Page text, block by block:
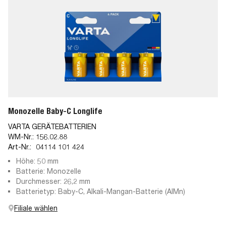
Monozelle Baby-C Longlife
VARTA GERÄTEBATTERIEN
WM-Nr.: 156.02.88
Art-Nr.:
04114 101 424
Höhe: 50 mm
Batterie: Monozelle
Durchmesser: 26,2 mm
Batterietyp: Baby-C, Alkali-Mangan-Batterie (AlMn)
Filiale wählen